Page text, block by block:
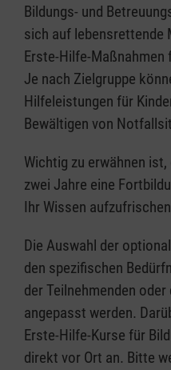
Bildungs- und
sich auf lebensrettende
Erste-Hilfe-Maßnahmen
Je nach Zielgruppe
Hilfeleistungen für
Bewältigen von
Wichtig zu erwähnen
zwei Jahre eine
Ihr Wissen
Die Auswahl der
den spezifischen
der Teilnehmenden
angepasst werden.
Erste-Hilfe-Kurse für
direkt vor Ort an. Bitte